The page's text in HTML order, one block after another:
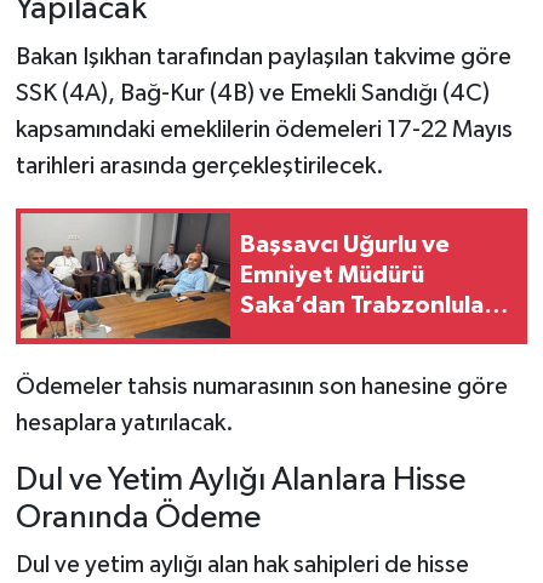
Yapılacak
Bakan Işıkhan tarafından paylaşılan takvime göre
SSK (4A), Bağ-Kur (4B) ve Emekli Sandığı (4C)
kapsamındaki emeklilerin ödemeleri 17-22 Mayıs
tarihleri arasında gerçekleştirilecek.
Başsavcı Uğurlu ve
Emniyet Müdürü
Saka’dan Trabzonlular
Ödemeler tahsis numarasının son hanesine göre
hesaplara yatırılacak.
Dul ve Yetim Aylığı Alanlara Hisse
Oranında Ödeme
Dul ve yetim aylığı alan hak sahipleri de hisse